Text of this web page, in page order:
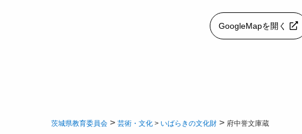
GoogleMapを開く
茨城県教育委員会 > 芸術・文化 > いばらきの文化財 > 府中誉文庫蔵